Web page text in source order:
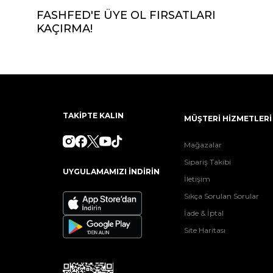
FASHFED'E ÜYE OL FIRSATLARI
KAÇIRMA!
TAKİPTE KALIN
UYGULAMAMIZI İNDİRİN
MÜŞTERİ HİZMETLERİ
Mağazalar
Sipariş Takibi
İletişim
Sıkça Sorulan Sorular
İade & İptal
Site Haritası